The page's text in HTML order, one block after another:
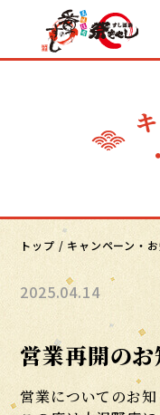
トップ / キャンペーン・
2025.04.14
営業再開の
営業についてのお知